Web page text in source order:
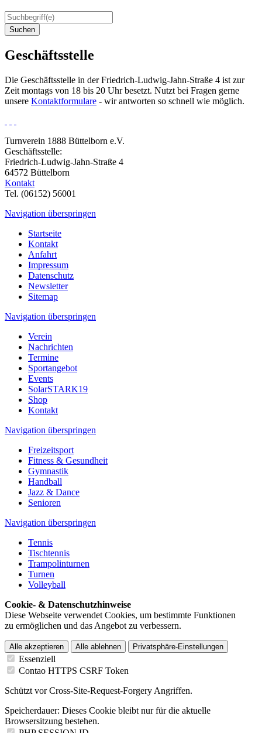
Suchen
Geschäftsstelle
Die Geschäftsstelle in der Friedrich-Ludwig-Jahn-Straße 4 ist zur
Zeit montags von 18 bis 20 Uhr besetzt. Nutzt bei Fragen gerne
unsere Kontaktformulare - wir antworten so schnell wie möglich.
Turnverein 1888 Büttelborn e.V.
Geschäftsstelle:
Friedrich-Ludwig-Jahn-Straße 4
64572 Büttelborn
Kontakt
Tel. (06152) 56001
Navigation überspringen
Startseite
Kontakt
Anfahrt
Impressum
Datenschutz
Newsletter
Sitemap
Navigation überspringen
Verein
Nachrichten
Termine
Sportangebot
Events
SolarSTARK19
Shop
Kontakt
Navigation überspringen
Freizeitsport
Fitness & Gesundheit
Gymnastik
Handball
Jazz & Dance
Senioren
Navigation überspringen
Tennis
Tischtennis
Trampolinturnen
Turnen
Volleyball
Cookie- & Datenschutzhinweise
Diese Webseite verwendet Cookies, um bestimmte Funktionen
zu ermöglichen und das Angebot zu verbessern.
Alle akzeptieren Alle ablehnen Privatsphäre-Einstellungen
Essenziell
Contao HTTPS CSRF Token
Schützt vor Cross-Site-Request-Forgery Angriffen.
Speicherdauer: Dieses Cookie bleibt nur für die aktuelle
Browsersitzung bestehen.